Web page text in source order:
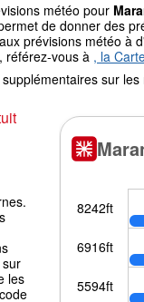
météo pour
de donner des
prévisions météo à
référez-vous à , la
sur
les